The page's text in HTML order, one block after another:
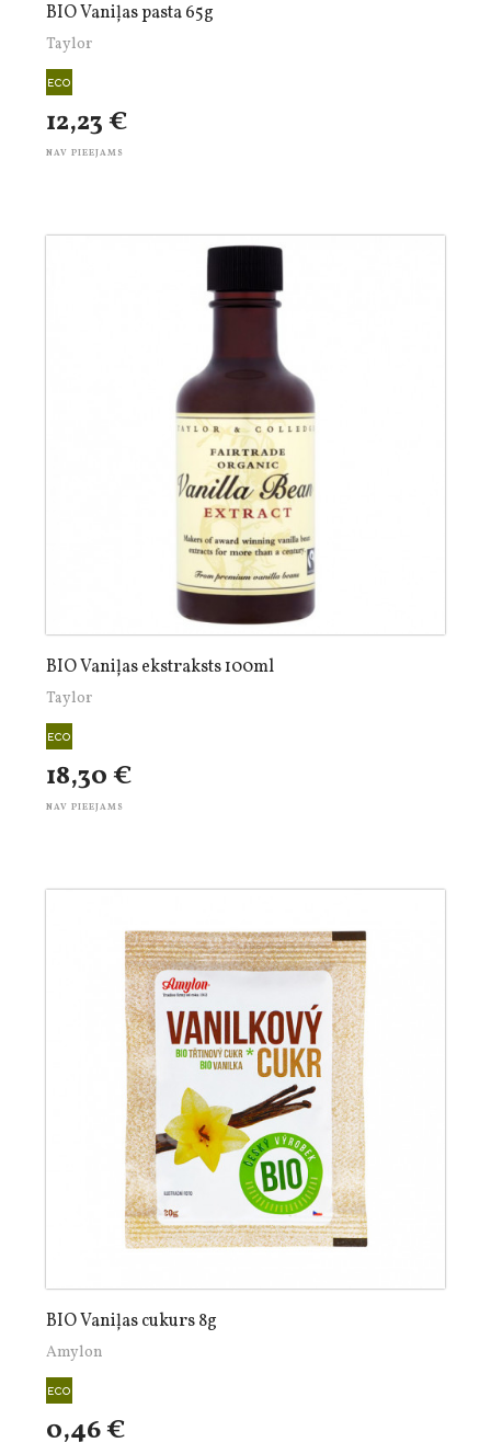
BIO Vaniļas pasta 65g
Taylor
12,23 €
NAV PIEEJAMS
BIO Vaniļas ekstraksts 100ml
Taylor
18,30 €
NAV PIEEJAMS
BIO Vaniļas cukurs 8g
Amylon
0,46 €